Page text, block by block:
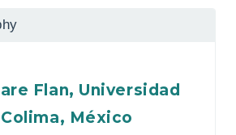
Flan, Universidad
México